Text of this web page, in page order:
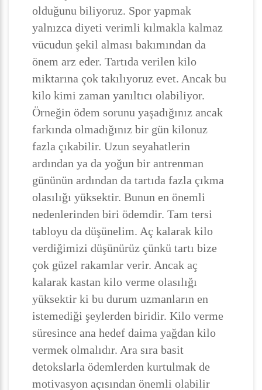
olduğunu biliyoruz. Spor yapmak
yalnızca diyeti verimli kılmakla kalmaz
vücudun şekil alması bakımından da
önem arz eder. Tartıda verilen kilo
miktarına çok takılıyoruz evet. Ancak bu
kilo kimi zaman yanıltıcı olabiliyor.
Örneğin ödem sorunu yaşadığınız ancak
farkında olmadığınız bir gün kilonuz
fazla çıkabilir. Uzun seyahatlerin
ardından ya da yoğun bir antrenman
gününün ardından da tartıda fazla çıkma
olasılığı yüksektir. Bunun en önemli
nedenlerinden biri ödemdir. Tam tersi
tabloyu da düşünelim. Aç kalarak kilo
verdiğimizi düşünürüz çünkü tartı bize
çok güzel rakamlar verir. Ancak aç
kalarak kastan kilo verme olasılığı
yüksektir ki bu durum uzmanların en
istemediği şeylerden biridir. Kilo verme
süresince ana hedef daima yağdan kilo
vermek olmalıdır. Ara sıra basit
detokslarla ödemlerden kurtulmak de
motivasyon açısından önemli olabilir